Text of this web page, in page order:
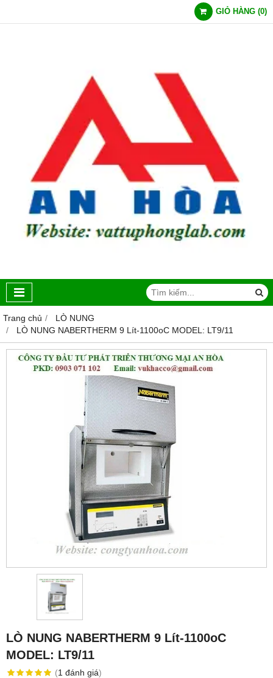
GIỎ HÀNG (0)
Trang chủ
LÒ NUNG
LÒ NUNG NABERTHERM 9 Lít-1100oC MODEL: LT9/11
LÒ NUNG NABERTHERM 9 Lít-1100oC
MODEL: LT9/11
(1 đánh giá)